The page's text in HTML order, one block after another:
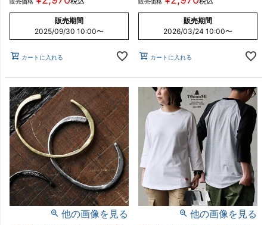
販売期間
2025/09/30 10:00〜
カートに入れる
販売期間
2026/03/24 10:00〜
カートに入れる
他の画像を見る 他の画像を見る